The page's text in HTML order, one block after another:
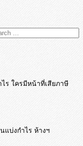
ร ใครมีหน้าที่เสียภาษี
บ่งกำไร ห้างฯ